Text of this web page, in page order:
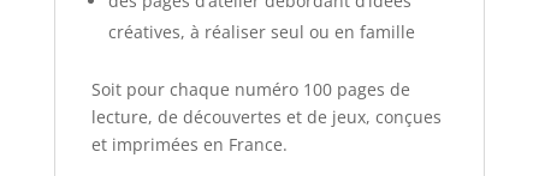
créatives, à réaliser seul ou en famille
Soit pour chaque numéro 100 pages de
lecture, de découvertes et de jeux, conçues
et imprimées en France.